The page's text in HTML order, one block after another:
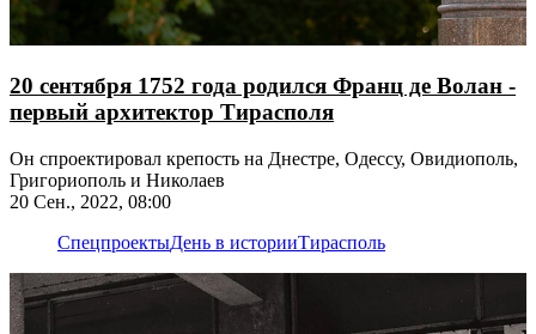
20 сентября 1752 года родился Франц де Волан -
первый архитектор Тирасполя
Он спроектировал крепость на Днестре, Одессу, Овидиополь,
Григориополь и Николаев
20 Сен., 2022, 08:00
СпецпроектыДень в историиТирасполь